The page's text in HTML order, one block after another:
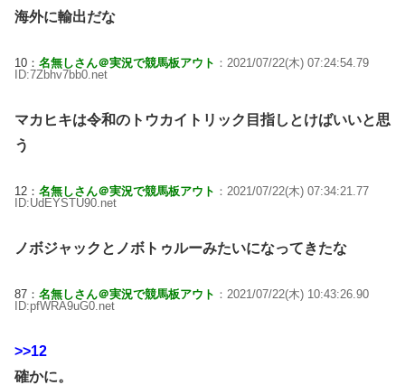
海外に輸出だな
10： 名無しさん＠実況で競馬板アウト ：2021/07/22(木) 07:24:54.79
ID:7Zbhv7bb0.net
マカヒキは令和のトウカイトリック目指しとけばいいと思
う
12： 名無しさん＠実況で競馬板アウト ：2021/07/22(木) 07:34:21.77
ID:UdEYSTU90.net
ノボジャックとノボトゥルーみたいになってきたな
87： 名無しさん＠実況で競馬板アウト ：2021/07/22(木) 10:43:26.90
ID:pfWRA9uG0.net
>>12
確かに。